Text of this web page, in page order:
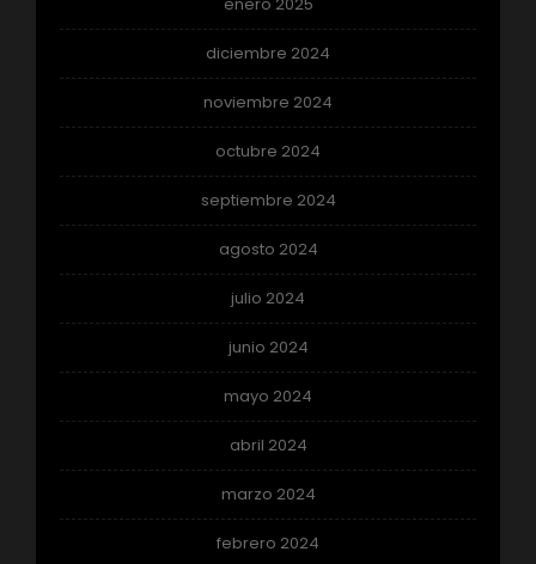
diciembre 2024
noviembre 2024
octubre 2024
septiembre 2024
agosto 2024
julio 2024
junio 2024
mayo 2024
abril 2024
marzo 2024
febrero 2024